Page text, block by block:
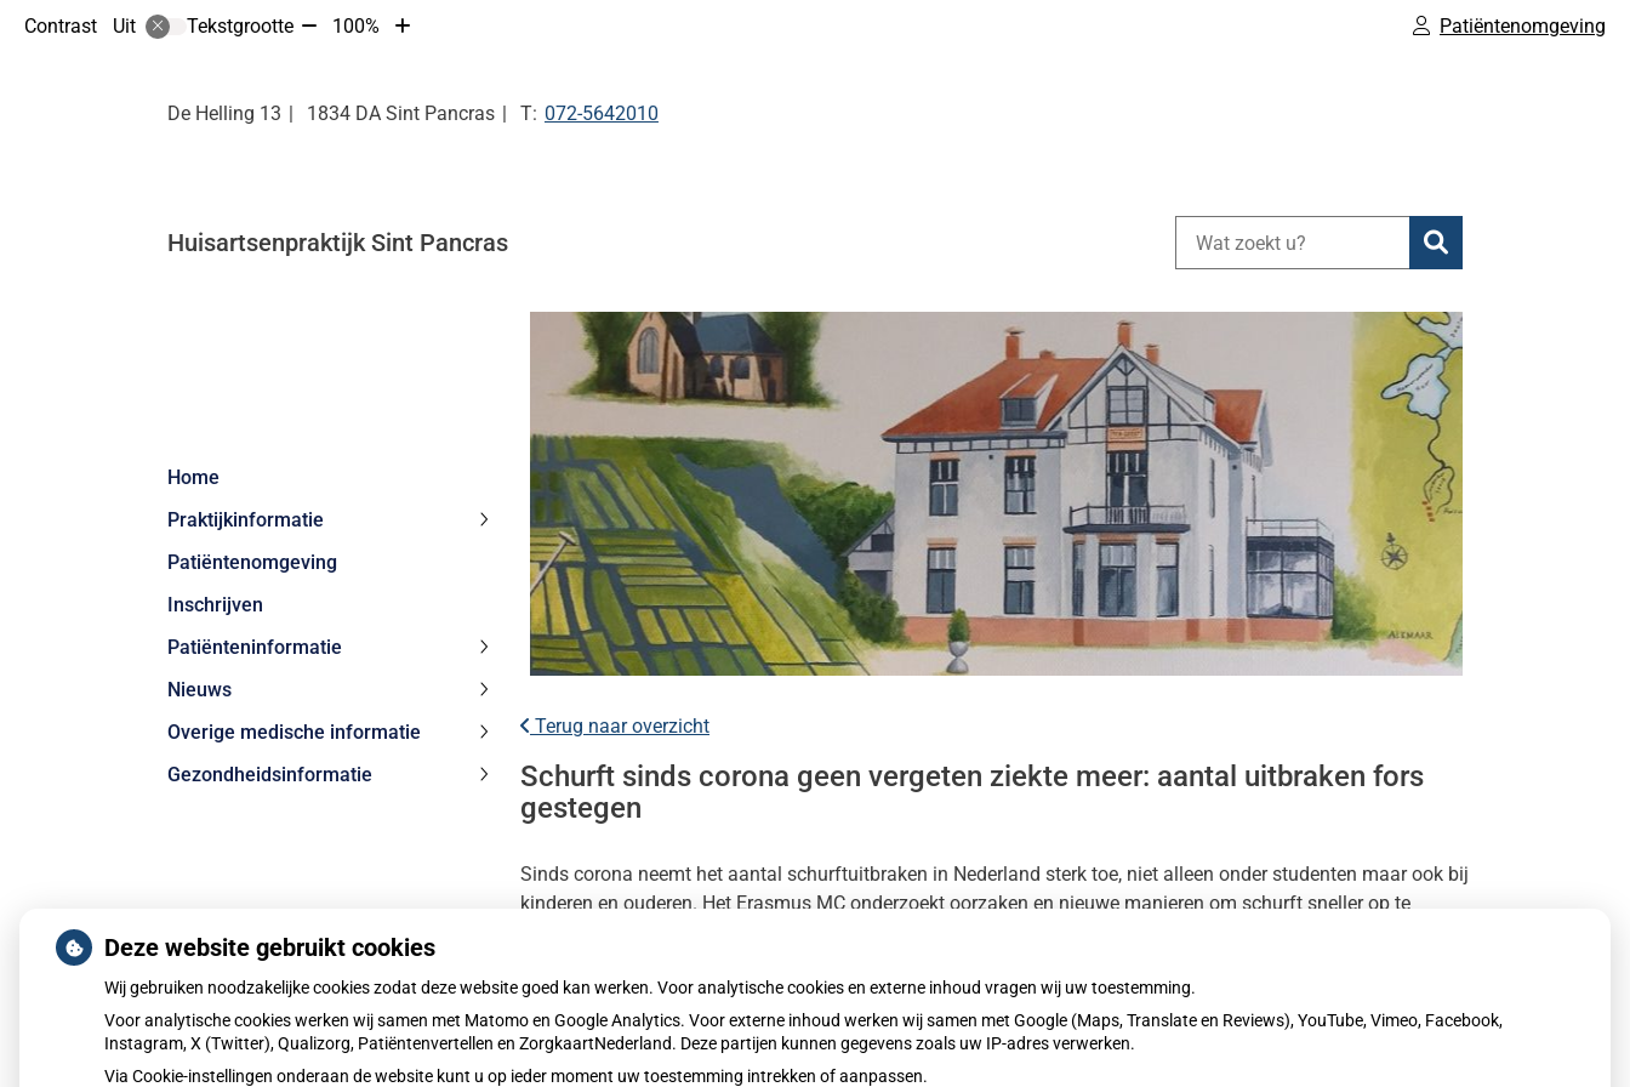
Contrast Uit Tekstgrootte Tekst
10%
100%
Tekst
10%
Patiëntenomgeving
De Helling 13 1834 DA Sint Pancras Tel:
072-5642010
Huisartsenpraktijk Sint Pancras Zoeken
Home
Praktijkinformatie
Praktijkinformatie
submenu
Patiëntenomgeving
Inschrijven
Patiënteninformatie
Patiënteninformatie
submenu
Nieuws
submenu
Overige medische informatie
medische
informatie
submenu
Gezondheidsinformatie
Gezondheidsinformatie
submenu
Terug naar overzicht
Schurft sinds corona geen vergeten ziekte meer: aantal uitbraken fors
gestegen
Sinds corona neemt het aantal schurftuitbraken in Nederland sterk toe, niet alleen onder studenten maar ook bij
kinderen en ouderen. Het Erasmus MC onderzoekt oorzaken en nieuwe manieren om schurft sneller op te
Lees het hele artikel op:
Nationale zorggids
Publicatiedatum: 30-01-2026
Deze website gebruikt cookies
Wij gebruiken noodzakelijke cookies zodat deze website goed kan werken. Voor analytische cookies en externe inhoud vragen wij uw toestemming.
Voor analytische cookies werken wij samen met Matomo en Google Analytics. Voor externe inhoud werken wij samen met Google (Maps, Translate en Reviews), YouTube, Vimeo, Facebook,
Instagram, X (Twitter), Qualizorg, Patiëntenvertellen en ZorgkaartNederland. Deze partijen kunnen gegevens zoals uw IP-adres verwerken.
Via Cookie-instellingen onderaan de website kunt u op ieder moment uw toestemming intrekken of aanpassen.